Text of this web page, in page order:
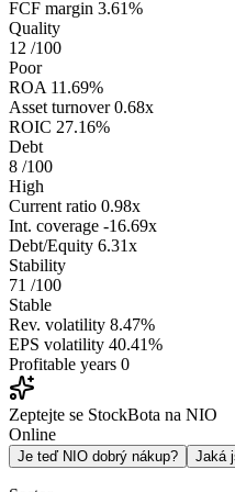
FCF margin 3.61%
Quality
12 /100
Poor
ROA 11.69%
Asset turnover 0.68x
ROIC 27.16%
Debt
8 /100
High
Current ratio 0.98x
Int. coverage -16.69x
Debt/Equity 6.31x
Stability
71 /100
Stable
Rev. volatility 8.47%
EPS volatility 40.41%
Profitable years 0
Zeptejte se StockBota na NIO
Online
Je teď NIO dobrý nákup? Jaká